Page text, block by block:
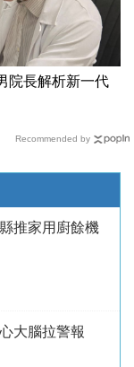
院長解析新一代
Recommended by
推家用廚餘機
大腦拉警報